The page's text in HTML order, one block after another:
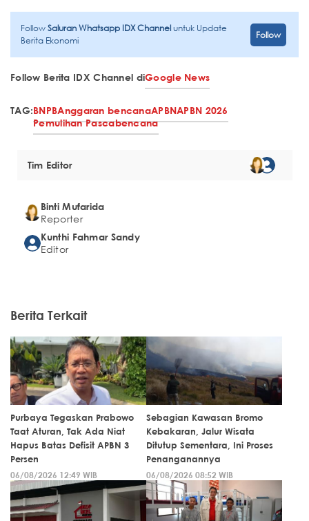
FollowSaluran Whatsapp IDX Channeluntuk Update
Berita Ekonomi
Follow
Follow Berita IDX Channel diGoogle News
TAG:BNPBAnggaran bencanaAPBNAPBN 2026
Pemulihan Pascabencana
Tim Editor
Binti Mufarida
Reporter
Kunthi Fahmar Sandy
Editor
Berita Terkait
Purbaya Tegaskan Prabowo
Taat Aturan, Tak Ada Niat
Hapus Batas Defisit APBN 3
Persen
06/08/2026 12:49 WIB
Sebagian Kawasan Bromo
Kebakaran, Jalur Wisata
Ditutup Sementara, Ini Proses
Penanganannya
06/08/2026 08:52 WIB